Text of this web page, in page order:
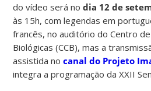
do vídeo será nodia 12 de
às 15h, com legendas em
francês, no auditório do Centro de
Biológicas (CCB), mas a
assistida nocanal do Projeto
integra a programação da XXII